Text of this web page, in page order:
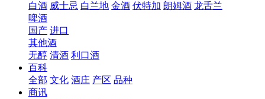
白酒 威士忌 白兰地 金酒 伏特加 朗姆酒 龙舌兰
啤酒
国产 进口
其他酒
无醇 清酒 利口酒
百科
全部 文化 酒庄 产区 品种
商讯